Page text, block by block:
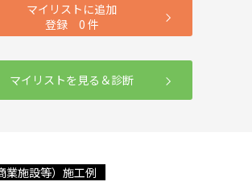
マイリストに追加
登録 0 件
マイリストを見る＆診断
業施設等）施工例